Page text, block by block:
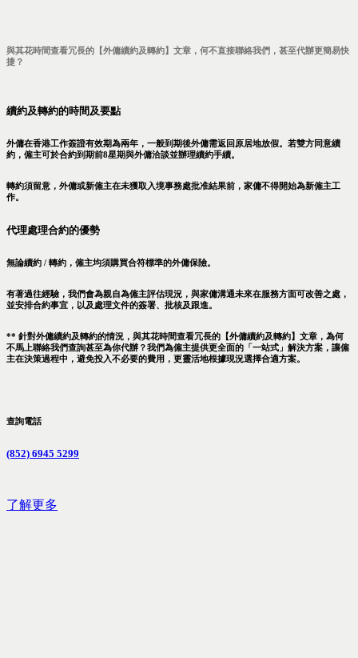
與其花時間查看冗長的【外傭續約及轉約】文章，何不直接聯絡我們，甚至代辦更簡易快
捷？
續約及轉約的時間及要點
外傭在香港工作簽證有效期為兩年，一般到期後外傭需返回原居地放假。若雙方同意續
約，僱主可於合約到期前8星期與外傭洽談並辦理續約手續。
轉約須留意，外傭或新僱主在未獲取入境事務處批准結果前，家傭不得開始為新僱主工
作。
代理處理合約的優勢
無論續約 / 轉約，僱主均須購買合符標準的外傭保險。
有著過往經驗，我們會為親自為僱主評估現況，與家傭溝通未來在服務方面可改善之處，
並安排合約事宜，以及處理文件的簽署、批核及跟進。
** 針對外傭續約及轉約的情況，與其花時間查看冗長的【外傭續約及轉約】文章，為何
不馬上聯絡我們查詢甚至為你代辦？我們為僱主提供更全面的「一站式」解決方案，讓僱
主在決策過程中，避免投入不必要的費用，更靈活地根據現況選擇合適方案。
查詢電話
(852) 6945 5299
了解更多